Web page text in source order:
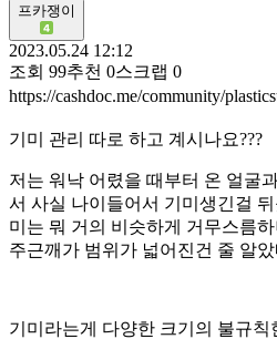
프카쟁이
2023.05.24 12:12
조회 99추천 0스크랩 0
https://cashdoc.me/community/
기미 관리 따로 하고 계시나요???
저는 워낙 어렸을 때부터 온 얼굴
서 사실 나이들어서 기미생긴걸
미는 뭐 거의 비슷하게 거무스름
주근깨가 범위가 넓어진건 줄 알았
기미라는게 다양한 크기의 불규